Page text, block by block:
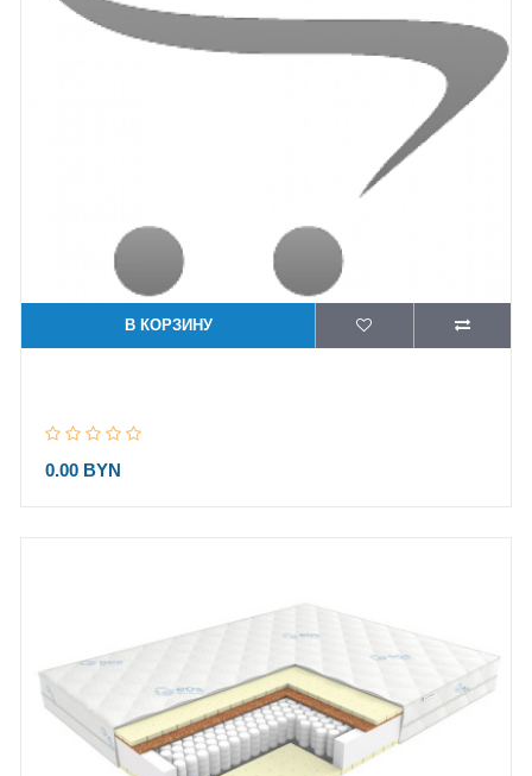
В КОРЗИНУ
0.00 BYN